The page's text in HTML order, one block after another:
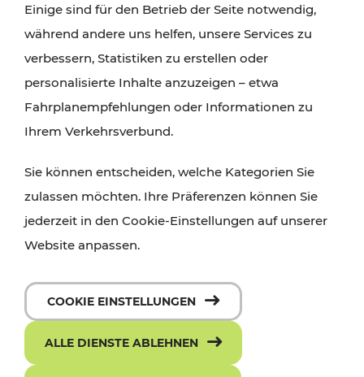
Attraktionen sind mit den Ticket- und Fahrplan-
Angeboten des VOR gut und schnell erreichbar.
Einige sind für den Betrieb der Seite notwendig,
während andere uns helfen, unsere Services zu
verbessern, Statistiken zu erstellen oder
personalisierte Inhalte anzuzeigen – etwa
Fahrplanempfehlungen oder Informationen zu
Ihrem Verkehrsverbund.
Sie können entscheiden, welche Kategorien Sie
zulassen möchten. Ihre Präferenzen können Sie
jederzeit in den Cookie-Einstellungen auf unserer
Website anpassen.
COOKIE EINSTELLUNGEN
ALLE DIENSTE ABLEHNEN